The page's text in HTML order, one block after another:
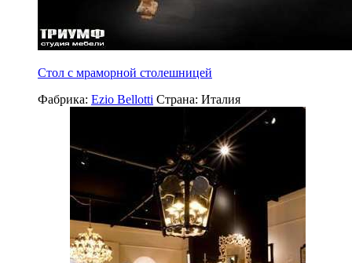
Стол с мраморной столешницей
Фабрика: Ezio Bellotti Страна: Италия